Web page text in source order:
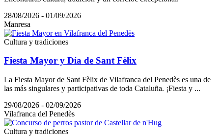
28/08/2026 - 01/09/2026
Manresa
Cultura y tradiciones
Fiesta Mayor y Día de Sant Fèlix
La Fiesta Mayor de Sant Fèlix de Vilafranca del Penedès es una de
las más singulares y participativas de toda Cataluña. ¡Fiesta y ...
29/08/2026 - 02/09/2026
Vilafranca del Penedès
Cultura y tradiciones